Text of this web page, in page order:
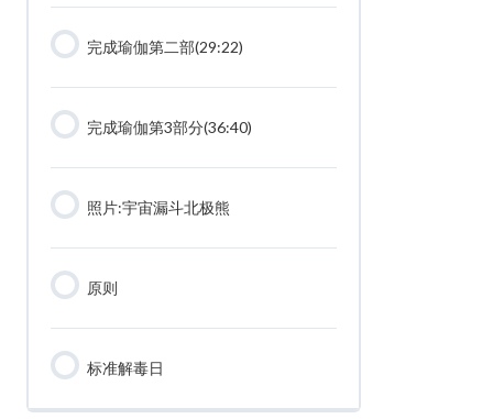
完成瑜伽第二部(29:22)
完成瑜伽第3部分(36:40)
照片:宇宙漏斗北极熊
原则
标准解毒日